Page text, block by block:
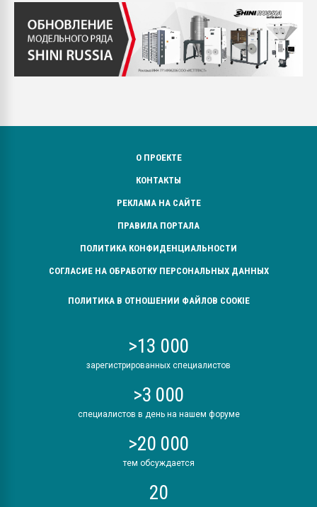
О ПРОЕКТЕ
КОНТАКТЫ
РЕКЛАМА НА САЙТЕ
ПРАВИЛА ПОРТАЛА
ПОЛИТИКА КОНФИДЕНЦИАЛЬНОСТИ
СОГЛАСИЕ НА ОБРАБОТКУ ПЕРСОНАЛЬНЫХ ДАННЫХ
ПОЛИТИКА В ОТНОШЕНИИ ФАЙЛОВ COOKIE
>13 000
зарегистрированных специалистов
>3 000
специалистов в день на нашем форуме
>20 000
тем обсуждается
20